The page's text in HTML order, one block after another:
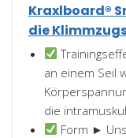
Kraxlboard®
die
an einem Seil
die
Form ►